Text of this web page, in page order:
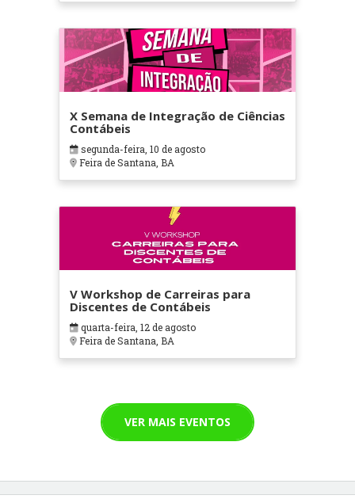
X Semana de Integração de Ciências
Contábeis
segunda-feira, 10 de agosto
Feira de Santana, BA
V Workshop de Carreiras para
Discentes de Contábeis
quarta-feira, 12 de agosto
Feira de Santana, BA
VER MAIS EVENTOS